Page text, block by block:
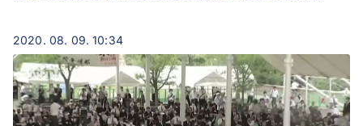
2020. 08. 09. 10:34